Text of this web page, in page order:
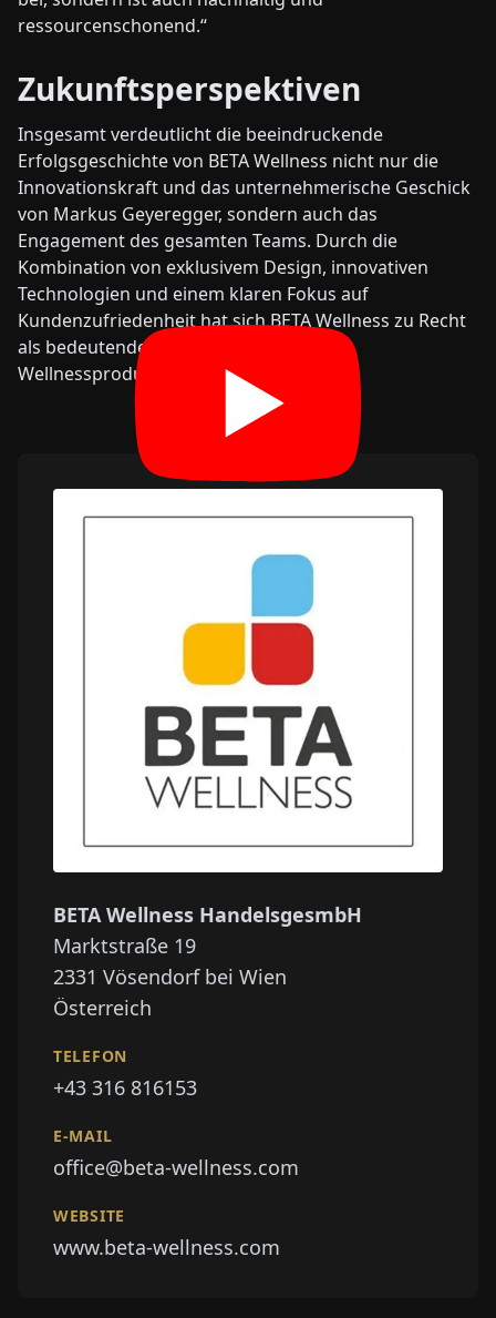
ressourcenschonend.“
Zukunftsperspektiven
Insgesamt verdeutlicht die beeindruckende
Erfolgsgeschichte von BETA Wellness nicht nur die
Innovationskraft und das unternehmerische Geschick
von Markus Geyeregger, sondern auch das
Engagement des gesamten Teams. Durch die
Kombination von exklusivem Design, innovativen
Technologien und einem klaren Fokus auf
Kundenzufriedenheit hat sich BETA Wellness zu Recht
als bedeutender Akteur in der Welt der
Wellnessprodukte etabliert.
BETA Wellness HandelsgesmbH
Marktstraße 19
2331 Vösendorf bei Wien
Österreich
TELEFON
+43 316 816153
E-MAIL
office@beta-wellness.com
WEBSITE
www.beta-wellness.com